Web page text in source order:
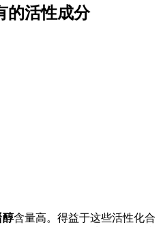
的活性成分
醇含量高。得益于这些活性化合